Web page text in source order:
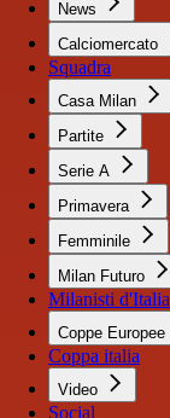
News
Calciomercato
Squadra
Casa Milan
Partite
Serie A
Primavera
Femminile
Milan Futuro
Milanisti d'Italia
Coppe Europee
Coppa italia
Video
Social